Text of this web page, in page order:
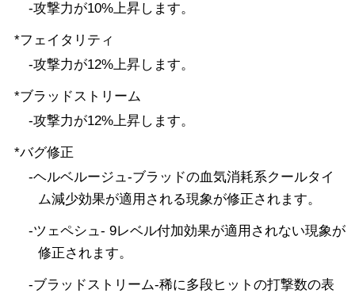
-攻撃力が10%上昇します。
*フェイタリティ
-攻撃力が12%上昇します。
*ブラッドストリーム
-攻撃力が12%上昇します。
*バグ修正
-ヘルベルージュ-ブラッドの血気消耗系クールタイ
ム減少効果が適用される現象が修正されます。
-ツェペシュ- 9レベル付加効果が適用されない現象が
修正されます。
-ブラッドストリーム-稀に多段ヒットの打撃数の表